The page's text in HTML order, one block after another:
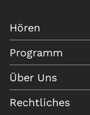
Hören
Programm
Über Uns
Rechtliches